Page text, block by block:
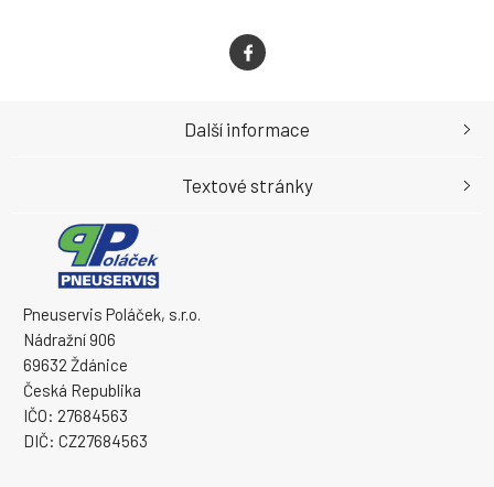
Pneuservis Poláček, s.r.o.
Nádražní 906
69632 Ždánice
Česká Republika
IČO: 27684563
DIČ: CZ27684563
Další informace
Textové stránky